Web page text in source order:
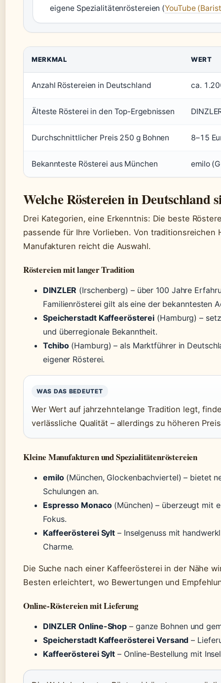
eigene Spezialitätenröstereien (YouTube
MERKMAL WERT
Anzahl Röstereien in Deutschland ca.
Älteste Rösterei in den Top-Ergebnissen
Durchschnittlicher Preis 250 g Bohnen 8–15
Bekannteste Rösterei aus München emilo
Welche Röstereien in Deutschland
Drei Kategorien, eine Erkenntnis: Die beste
passende für Ihre Vorlieben. Von traditionsreichen
Manufakturen reicht die Auswahl.
Röstereien mit langer Tradition
DINZLER (Irschenberg) – über 100 Jahre
Familienrösterei gilt als eine der bekanntesten
Speicherstadt Kaffeerösterei (Hamburg) –
und überregionale Bekanntheit.
Tchibo(Hamburg) – als Marktführer in
eigener Rösterei.
WAS DAS BEDEUTET
Wer Wert auf jahrzehntelange Tradition legt,
verlässliche Qualität – allerdings zu höheren
Kleine Manufakturen und Spezialitätenröstereien
emilo(München, Glockenbachviertel) – bietet
Schulungen an.
Espresso Monaco(München) – überzeugt mit
Fokus.
Kaffeerösterei Sylt – Inselgenuss mit
Charme.
Die Suche nach einer Kaffeerösterei in der Nähe
Besten erleichtert, wo Bewertungen und
Online-Röstereien mit Lieferung
DINZLER Online-Shop – ganze Bohnen und
Speicherstadt Kaffeerösterei Versand –
Kaffeerösterei Sylt – Online-Bestellung mit